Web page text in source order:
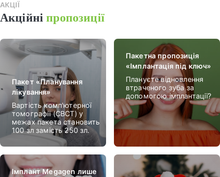
АКЦІЇ
Акційніпропозиції
Пакет «Планування
лікування»
Вартість комп'ютерної
томографії (CBCT) у
межах пакета становить
100 зл замість 250 зл.
Пакетна пропозиція
«Імплантація під ключ»
Плануєте відновлення
втраченого зуба за
допомогою імплантації?
Імплант Megagen лише